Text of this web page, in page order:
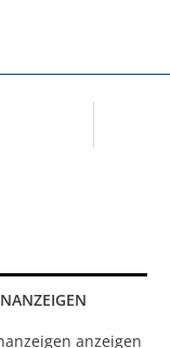
anzeigen